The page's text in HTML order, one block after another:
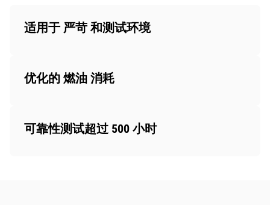
适用于 严苛 和测试环境
优化的 燃油 消耗
可靠性测试超过 500 小时